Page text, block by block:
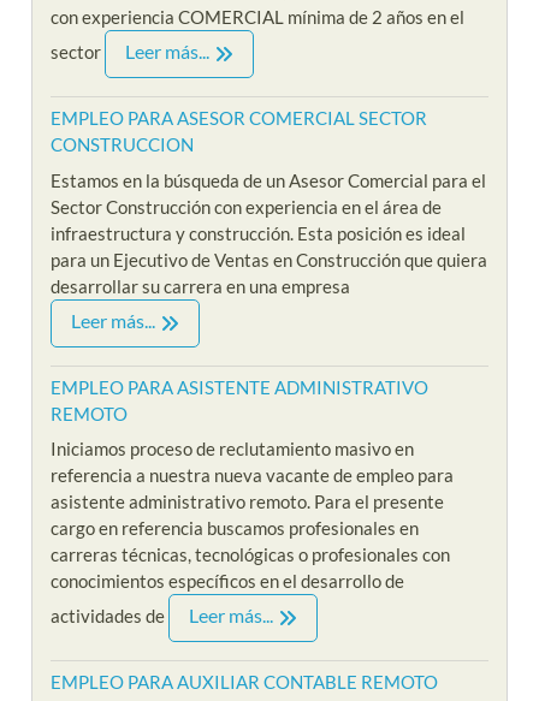
con experiencia COMERCIAL mínima de 2 años en el
sector
Leer más...
EMPLEO PARA ASESOR COMERCIAL SECTOR
CONSTRUCCION
Estamos en la búsqueda de un Asesor Comercial para el
Sector Construcción con experiencia en el área de
infraestructura y construcción. Esta posición es ideal
para un Ejecutivo de Ventas en Construcción que quiera
desarrollar su carrera en una empresa
Leer más...
EMPLEO PARA ASISTENTE ADMINISTRATIVO
REMOTO
Iniciamos proceso de reclutamiento masivo en
referencia a nuestra nueva vacante de empleo para
asistente administrativo remoto. Para el presente
cargo en referencia buscamos profesionales en
carreras técnicas, tecnológicas o profesionales con
conocimientos específicos en el desarrollo de
actividades de
Leer más...
EMPLEO PARA AUXILIAR CONTABLE REMOTO